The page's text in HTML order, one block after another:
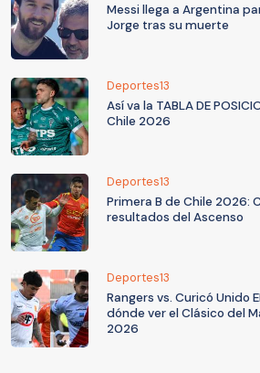
Messi llega a Argentina
Jorge tras su muerte
Deportes13
Así va la TABLA DE
Chile 2026
Deportes13
Primera B de Chile 2026:
resultados del Ascenso
Deportes13
Rangers vs. Curicó Unido
dónde ver el Clásico del
2026